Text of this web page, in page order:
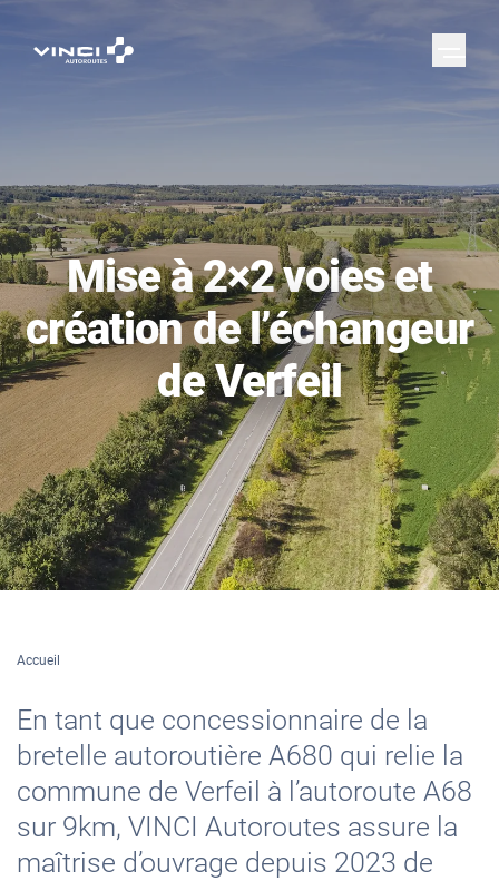
Mise à 2×2 voies et
création de l’échangeur
de Verfeil
Accueil
En tant que concessionnaire de la
bretelle autoroutière A680 qui relie la
commune de Verfeil à l’autoroute A68
sur 9km, VINCI Autoroutes assure la
maîtrise d’ouvrage depuis 2023 de